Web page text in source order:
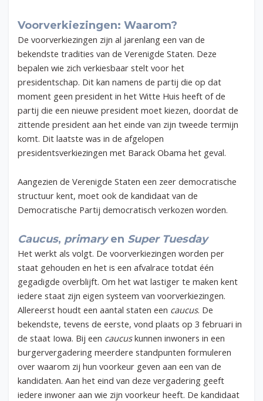
Voorverkiezingen: Waarom?
De voorverkiezingen zijn al jarenlang een van de
bekendste tradities van de Verenigde Staten. Deze
bepalen wie zich verkiesbaar stelt voor het
presidentschap. Dit kan namens de partij die op dat
moment geen president in het Witte Huis heeft of de
partij die een nieuwe president moet kiezen, doordat de
zittende president aan het einde van zijn tweede termijn
komt. Dit laatste was in de afgelopen
presidentsverkiezingen met Barack Obama het geval.
Aangezien de Verenigde Staten een zeer democratische
structuur kent, moet ook de kandidaat van de
Democratische Partij democratisch verkozen worden.
Caucus, primaryen Super Tuesday
Het werkt als volgt. De voorverkiezingen worden per
staat gehouden en het is een afvalrace totdat één
gegadigde overblijft. Om het wat lastiger te maken kent
iedere staat zijn eigen systeem van voorverkiezingen.
Allereerst houdt een aantal staten een caucus. De
bekendste, tevens de eerste, vond plaats op 3 februari in
de staat Iowa. Bij een caucuskunnen inwoners in een
burgervergadering meerdere standpunten formuleren
over waarom zij hun voorkeur geven aan een van de
kandidaten. Aan het eind van deze vergadering geeft
iedere inwoner aan wie zijn voorkeur heeft. De kandidaat